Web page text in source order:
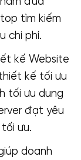
tìm kiếm
chi phí.
kế Website
kế tối ưu
tối ưu dung
đạt yêu
ưu.
doanh